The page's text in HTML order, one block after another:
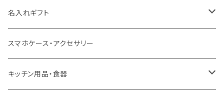
5月7日UP
4月10日UP
4月7日UP
カーテン
ドレープカーテン
レースカーテン
ラグ・マット
ラグ
テーブル
名入れギフト
食器
ドリンクウェア
インテリア用品
スマホケース・アクセサリー
キッチン用品・食器